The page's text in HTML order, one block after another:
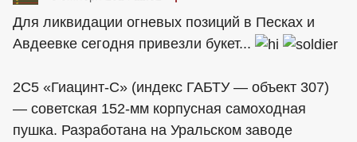
Для ликвидации огневых позиций в Песках и
Авдеевке сегодня привезли букет...
2С5 «Гиацинт-С» (индекс ГАБТУ — объект 307)
— советская 152-мм корпусная самоходная
пушка. Разработана на Уральском заводе